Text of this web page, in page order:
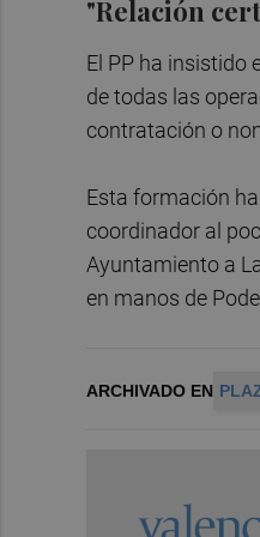
"Relación
El PP ha insistido
de todas las
contratación o
Esta formación
coordinador al
Ayuntamiento a
en manos de
ARCHIVADO EN